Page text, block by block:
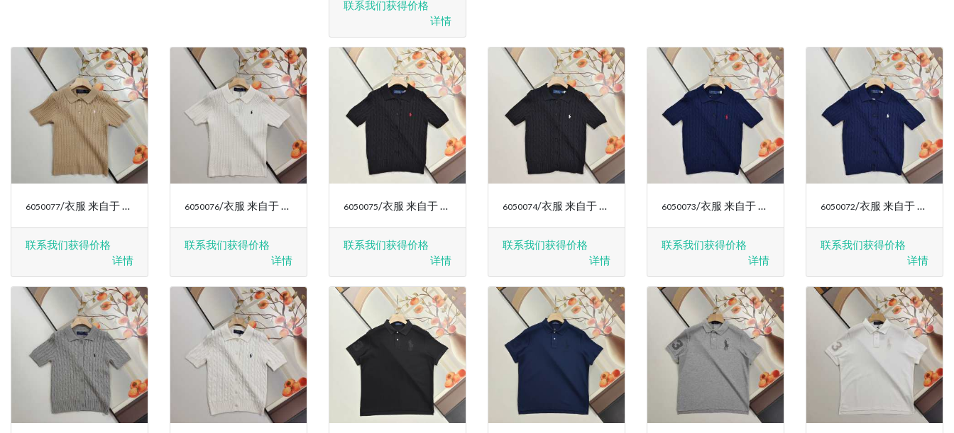
联系我们获得价格
详情
6050077/衣服 来自于 RALPH LAUREN
联系我们获得价格
详情
6050076/衣服 来自于 RALPH LAUREN
联系我们获得价格
详情
6050075/衣服 来自于 RALPH LAUREN
联系我们获得价格
详情
6050074/衣服 来自于 RALPH LAUREN
联系我们获得价格
详情
6050073/衣服 来自于 RALPH LAUREN
联系我们获得价格
详情
6050072/衣服 来自于 RALPH LAUREN
联系我们获得价格
详情